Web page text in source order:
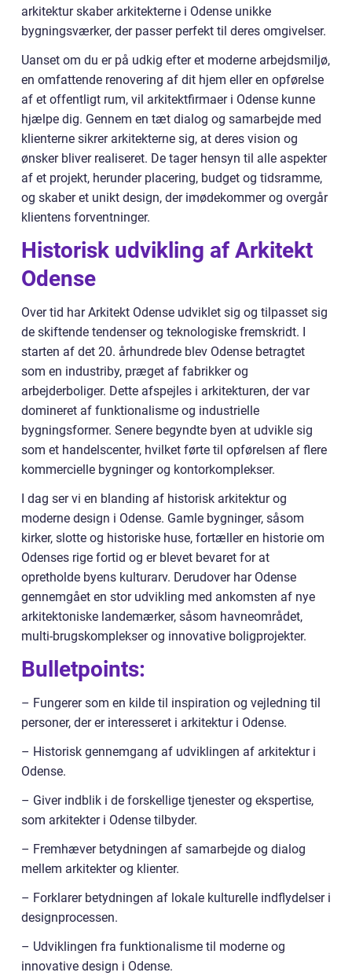
arkitektur skaber arkitekterne i Odense unikke
bygningsværker, der passer perfekt til deres omgivelser.
Uanset om du er på udkig efter et moderne arbejdsmiljø,
en omfattende renovering af dit hjem eller en opførelse
af et offentligt rum, vil arkitektfirmaer i Odense kunne
hjælpe dig. Gennem en tæt dialog og samarbejde med
klienterne sikrer arkitekterne sig, at deres vision og
ønsker bliver realiseret. De tager hensyn til alle aspekter
af et projekt, herunder placering, budget og tidsramme,
og skaber et unikt design, der imødekommer og overgår
klientens forventninger.
Historisk udvikling af Arkitekt
Odense
Over tid har Arkitekt Odense udviklet sig og tilpasset sig
de skiftende tendenser og teknologiske fremskridt. I
starten af det 20. århundrede blev Odense betragtet
som en industriby, præget af fabrikker og
arbejderboliger. Dette afspejles i arkitekturen, der var
domineret af funktionalisme og industrielle
bygningsformer. Senere begyndte byen at udvikle sig
som et handelscenter, hvilket førte til opførelsen af flere
kommercielle bygninger og kontorkomplekser.
I dag ser vi en blanding af historisk arkitektur og
moderne design i Odense. Gamle bygninger, såsom
kirker, slotte og historiske huse, fortæller en historie om
Odenses rige fortid og er blevet bevaret for at
opretholde byens kulturarv. Derudover har Odense
gennemgået en stor udvikling med ankomsten af nye
arkitektoniske landemærker, såsom havneområdet,
multi-brugskomplekser og innovative boligprojekter.
Bulletpoints:
– Fungerer som en kilde til inspiration og vejledning til
personer, der er interesseret i arkitektur i Odense.
– Historisk gennemgang af udviklingen af arkitektur i
Odense.
– Giver indblik i de forskellige tjenester og ekspertise,
som arkitekter i Odense tilbyder.
– Fremhæver betydningen af samarbejde og dialog
mellem arkitekter og klienter.
– Forklarer betydningen af lokale kulturelle indflydelser i
designprocessen.
– Udviklingen fra funktionalisme til moderne og
innovative design i Odense.